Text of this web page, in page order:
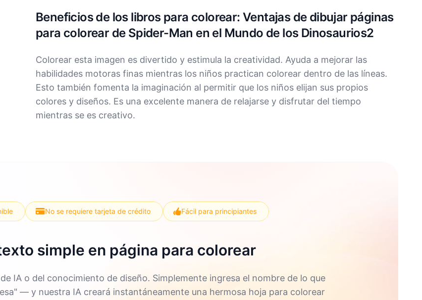
Beneficios de los libros para colorear: Ventajas de dibujar páginas
para colorear de Spider-Man en el Mundo de los Dinosaurios2
Colorear esta imagen es divertido y estimula la creatividad. Ayuda a mejorar las
habilidades motoras finas mientras los niños practican colorear dentro de las líneas.
Esto también fomenta la imaginación al permitir que los niños elijan sus propios
colores y diseños. Es una excelente manera de relajarse y disfrutar del tiempo
mientras se es creativo.
No se requiere tarjeta de crédito Fácil para principiantes
simple en página para colorear
IA o del conocimiento de diseño. Simplemente ingresa el nombre de lo que
— y nuestra IA creará instantáneamente una hermosa hoja para colorear